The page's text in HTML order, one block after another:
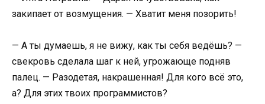
закипает от возмущения. — Хватит меня позорить!
— А ты думаешь, я не вижу, как ты себя ведёшь? —
свекровь сделала шаг к ней, угрожающе подняв
палец. — Разодетая, накрашенная! Для кого всё это,
а? Для этих твоих программистов?